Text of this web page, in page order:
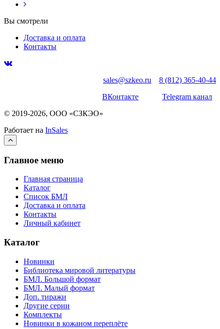
Вы смотрели
Доставка и оплата
Контакты
sales@szkeo.ru
8 (812) 365-40-44
ВКонтакте
Telegram канал
© 2019-2026, ООО «СЗКЭО»
Работает на InSales
Главное меню
Главная страница
Каталог
Список БМЛ
Доставка и оплата
Контакты
Личный кабинет
Каталог
Новинки
Библиотека мировой литературы
БМЛ. Большой формат
БМЛ. Малый формат
Доп. тиражи
Другие серии
Комплекты
Новинки в кожаном переплёте